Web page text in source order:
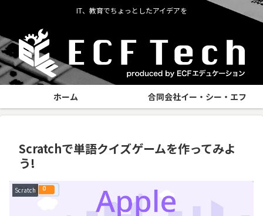
IT、教育でちょっとしたアイデアを
ホーム 合同会社イー・シー・エフ
Scratchで単語クイズゲームを作ってみよ
う!
Scratch